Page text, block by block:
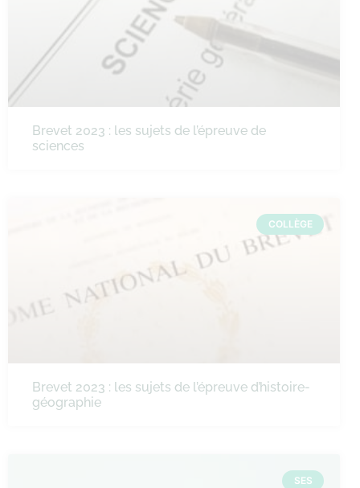
Brevet 2023 : les sujets de l’épreuve de
sciences
COLLÈGE
Brevet 2023 : les sujets de l’épreuve d’histoire-
géographie
SES